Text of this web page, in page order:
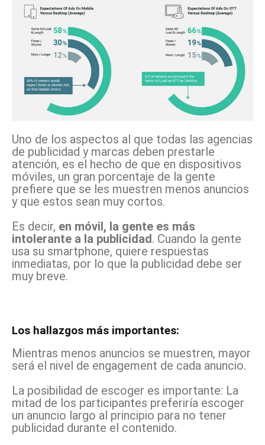
Uno de los aspectos al que todas las agencias
de publicidad y marcas deben prestarle
atención, es el hecho de que en dispositivos
móviles, un gran porcentaje de la gente
prefiere que se les muestren menos anuncios
y que estos sean muy cortos.
Es decir, en móvil, la gente es más
intolerante a la publicidad. Cuando la gente
usa su smartphone, quiere respuestas
inmediatas, por lo que la publicidad debe ser
muy breve.
Los hallazgos más importantes:
Mientras menos anuncios se muestren, mayor
será el nivel de engagement de cada anuncio.
La posibilidad de escoger es importante: La
mitad de los participantes preferiría escoger
un anuncio largo al principio para no tener
publicidad durante el contenido.